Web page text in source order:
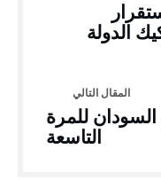
الدولة
للمرة
التاسعة